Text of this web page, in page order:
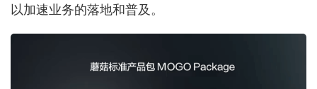
以加速业务的落地和普及。